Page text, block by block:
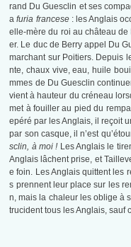
rand Du Guesclin et ses
afuria francese: les Anglais
elle-mère du roi au château de
er. Le duc de Berry appel Du
marchant sur Poitiers. Depuis
nte, chaux vive, eau, huile
mmes de Du Guesclin
vient à hauteur du créneau
met à fouiller au pied du
epéré par les Anglais, il reçoit
par son casque, il n’est
sclin, à moi !Les Anglais le
Anglais lâchent prise, et
e foin. Les Anglais quittent les
s prennent leur place sur les
n, mais la chaleur les oblige à
trucident tous les Anglais, sauf